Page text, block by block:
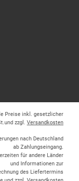
Preise inkl. gesetzlicher
zzgl. Versandkosten
nach Deutschland
ab Zahlungseingang.
für andere Länder
und Informationen zur
des Liefertermins